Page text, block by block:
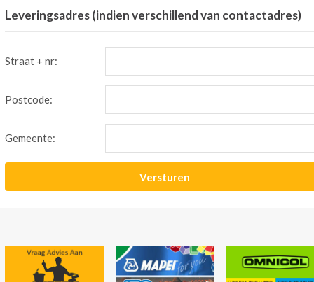
Leveringsadres (indien verschillend van contactadres)
Straat + nr:
Postcode:
Gemeente: